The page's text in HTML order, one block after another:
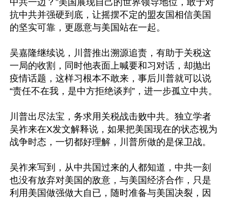
中共一边？”美国展现自己的世界领导地位，敢于对
抗中共并强硬到底，让摇摆不定的盟友国相信美国
的坚实可靠，更愿意与美国站在一起。
吴嘉隆继续说，川普推出溯源追责，有助于关税这
一局的收割，同时他表面上喊要和习对话，却抛出
疫情话题，这样习根本不敢来，事后川普就可以说
“责任不在我，是中方拒绝谈判”，进一步孤立中共。
川普出尽法宝，务求用关税战击败中共。独立学者
吴祚来在X发文解释说，如果把美国现在的状态视为
战争时态，一切都好理解，川普所做的是保卫战。
吴祚来写到，从中共国过来的人都知道，中共一刻
也没有放弃对美国的敌意，与美国经济合作，只是
利用美国做强做大自已，随时准备与美国决裂，因